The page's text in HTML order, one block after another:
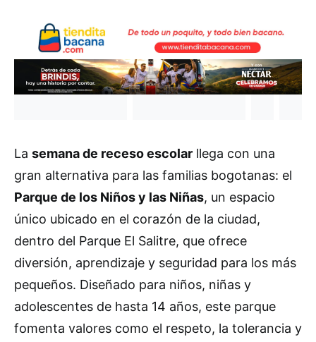
La semana de receso escolar llega con una
gran alternativa para las familias bogotanas: el
Parque de los Niños y las Niñas, un espacio
único ubicado en el corazón de la ciudad,
dentro del Parque El Salitre, que ofrece
diversión, aprendizaje y seguridad para los más
pequeños. Diseñado para niños, niñas y
adolescentes de hasta 14 años, este parque
fomenta valores como el respeto, la tolerancia y